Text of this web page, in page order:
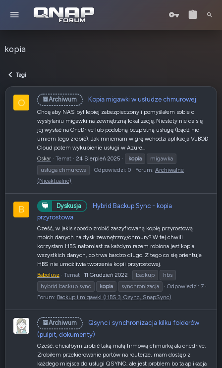
kopia
Tagi
O Archiwum Kopia migawki w usłudze chmurowej.
Chcę aby NAS był lepiej zabezpieczony i pomyślałem sobie o
wysłylaniu migawki na zewnętrzną lokalizację. Niestety nie da się
jej wysłać na OneDrive lub podobną bezpłatną usługę (bądź nie
umiem tego zrobić). Jak mniemam w grę wchodzi aplikacja VJBOD
Cloud potem wykupienie usługi w Azure...
Oskar
Temat 24 Sierpień 2025 kopia
migawka
usługa chmurowa
Odpowiedzi: 0 Forum: Archiwalne
(Nieaktualne)
B Dyskusja
Hybrid Backup Sync - kopia
przyrostowa
Cześć, w jakis sposób zrobić zaszyfrowaną kopię przyrostową
moich danych na dysk zewnętrzny/chmury? W tej chwili
korzystam HBS natomiast za każdym razem robiona jest kopia
wszystkich danych, co trwa bardzo długo. Z tego co się orientuje
HBS nie umożliwia tworzenia kopii przyrostowej.
Babolusz
Temat 11 Grudzień 2022 backup
hbs
hybrid backup sync
kopia synchronizacja
Odpowiedzi: 7
Forum: Backup i migawki (HBS 3, Qsync, SnapSync)
Archiwum
Qsync i synchronizacja kilku folderów
(pulpit, dokumenty)
Cześć, chciałbym zrobić taką małą firmową chmurkę ala onedrive.
Zrobiłem przekierowanie portów na routerze, mam dostęp z
każdego miejsca do usługi QSYNC, ale jest problem bo ta aplikacja